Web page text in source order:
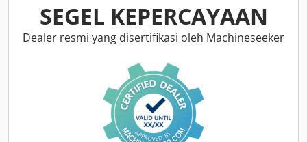
SEGEL KEPERCAYAAN
Dealer resmi yang disertifikasi oleh Machineseeker